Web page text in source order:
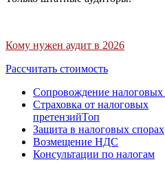
Кому нужен аудит в 2026
Рассчитать стоимость
Сопровождение налоговых
Страховка от налоговых
претензийТоп
Защита в налоговых спорах
Возмещение НДС
Консультации по налогам